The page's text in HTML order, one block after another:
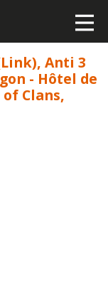
Anti 3
- Hôtel de
Clans,